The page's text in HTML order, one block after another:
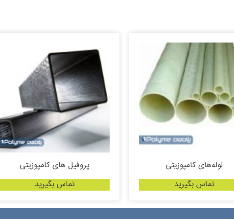
لوله‌های کامپوزیتی
تماس بگیرید
پروفیل های کامپوزیتی
تماس بگیرید